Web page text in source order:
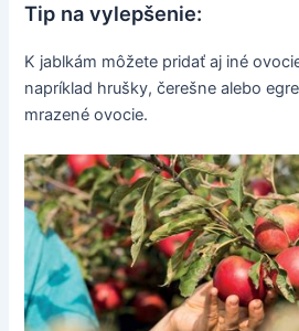
Tip na vylepšenie:
K jablkám môžete pridať aj iné
napríklad hrušky, čerešne alebo
mrazené ovocie.